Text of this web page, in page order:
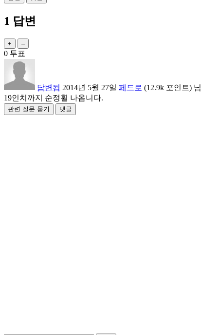
1 답변
0 투표
답변됨 2014년 5월 27일 페드로 (12.9k 포인트) 님
19인치까지 순정휠 나옵니다.